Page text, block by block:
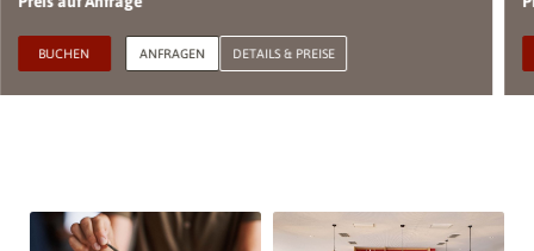
BUCHEN ANFRAGEN DETAILS & PREISE